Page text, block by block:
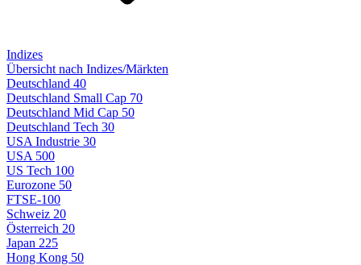
Indizes
Übersicht nach Indizes/Märkten
Deutschland 40
Deutschland Small Cap 70
Deutschland Mid Cap 50
Deutschland Tech 30
USA Industrie 30
USA 500
US Tech 100
Eurozone 50
FTSE-100
Schweiz 20
Österreich 20
Japan 225
Hong Kong 50